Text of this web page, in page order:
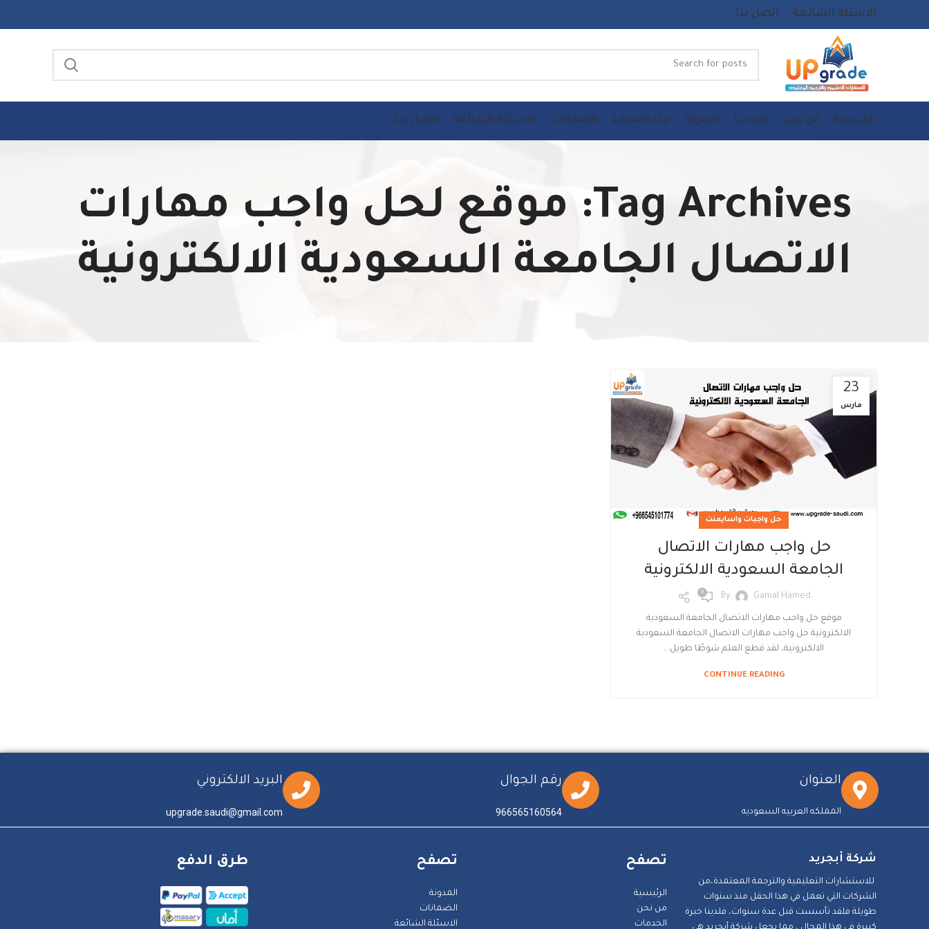
الاسئلة الشائعة اتصل بنا
الرئيسية من نحن خدماتنا المدونة اراء العملاء الضمانات الاسئلة الشائعة اتصل بنا
Tag Archives: موقع لحل واجب مهارات
الاتصال الجامعة السعودية الالكترونية
23
مارس
حل واجبات واسايمنت
حل واجب مهارات الاتصال
الجامعة السعودية الالكترونية
By Gamal Hamed
0
موقع حل واجب مهارات الاتصال الجامعة السعودية
الالكترونية حل واجب مهارات الاتصال الجامعة السعودية
الالكترونية، لقد قطع العلم شوطًا طويل...
CONTINUE READING
العنوان
المملكه العربيه السعوديه
رقم الجوال
966565160564
البريد الالكتروني
upgrade.saudi@gmail.com
شركة أبجريد
للاستشارات التعليمية والترجمة المعتمدة،من
الشركات التي تعمل في هذا الحقل منذ سنوات
طويلة فلقد تأسست قبل عدة سنوات، فلدينا خبرة
تصفح
الرئيسية
من نحن
الخدمات
تصفح
المدونة
الضمانات
الاسئلة الشائعة
طرق الدفع